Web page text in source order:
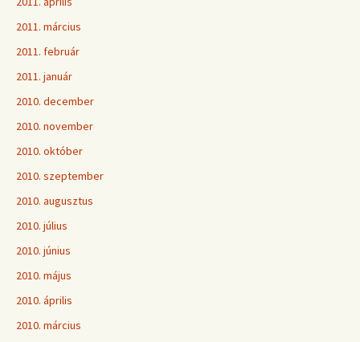
2011. március
2011. február
2011. január
2010. december
2010. november
2010. október
2010. szeptember
2010. augusztus
2010. július
2010. június
2010. május
2010. április
2010. március